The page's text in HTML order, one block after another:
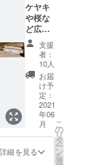
ケヤキ
や桜な
ど広葉
樹木を
中心と
した薪
約13キ
ロを返
礼品と
してお
送りい
たしま
す。 一
部、杉
やヒノ
支援
者：
10人
お届
け予
定：
2021
年06
月
詳細を見る
こ
の
リ
タ
ー
ン
を
選